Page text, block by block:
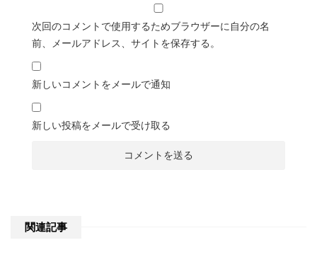
次回のコメントで使用するためブラウザーに自分の名
前、メールアドレス、サイトを保存する。
新しいコメントをメールで通知
新しい投稿をメールで受け取る
関連記事